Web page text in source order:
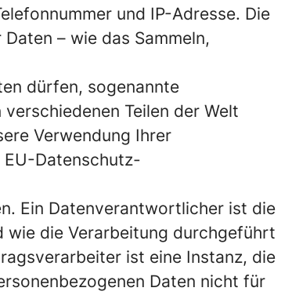
und IP-Adresse. Die
– wie das Sammeln,
dürfen, sogenannte
Teilen der Welt
Verwendung Ihrer
EU-Datenschutz-
Ein Datenverantwortlicher ist die
wie die Verarbeitung durchgeführt
ist eine Instanz, die
Daten nicht für